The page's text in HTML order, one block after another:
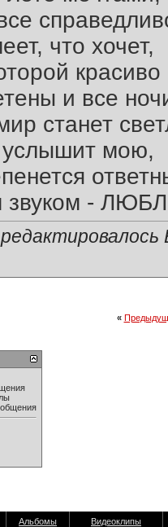
что хочет,
красиво
и все
станет
услышит мою,
звуком -
«
Альбомы Видеоклипы